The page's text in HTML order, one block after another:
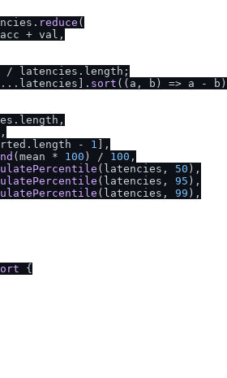
reduce (
acc + val,
/ latencies. length ;
sort ( ( a, b ) => a -
length ,
length - 1 ],
(mean * 100 ) / 100 ,
(latencies, 50 ),
(latencies, 95 ),
(latencies, 99 ),
{